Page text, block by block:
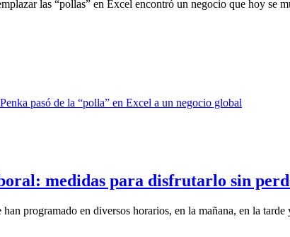
las “pollas” en Excel encontró un negocio que hoy se
medidas para disfrutarlo sin
programado en diversos horarios, en la mañana, en la tarde